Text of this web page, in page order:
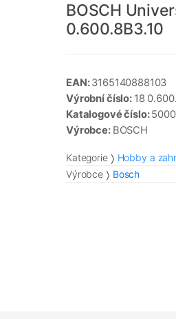
BOSCH
0.600.8B3.10
EAN:3165140888103
Výrobní číslo: 18
Katalogové číslo:
Výrobce: BOSCH
Kategorie Hobby a
Výrobce
Bosch